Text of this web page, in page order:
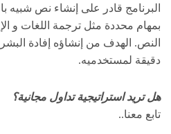
البرنامج قادر على إنشاء نص شبيه
بمهام محددة مثل ترجمة اللغات و
النص. الهدف من إنشاؤه إفادة
دقيقة لمستخدميه.
هل تريد استراتيجية تداول مجانية؟
تابع معنا..